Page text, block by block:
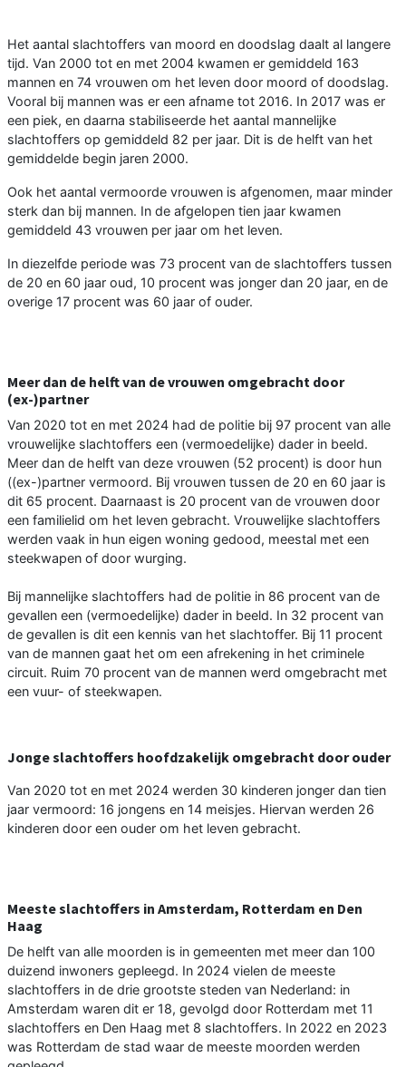
Het aantal slachtoffers van moord en doodslag daalt al langere
tijd. Van 2000 tot en met 2004 kwamen er gemiddeld 163
mannen en 74 vrouwen om het leven door moord of doodslag.
Vooral bij mannen was er een afname tot 2016. In 2017 was er
een piek, en daarna stabiliseerde het aantal mannelijke
slachtoffers op gemiddeld 82 per jaar. Dit is de helft van het
gemiddelde begin jaren 2000.
Ook het aantal vermoorde vrouwen is afgenomen, maar minder
sterk dan bij mannen. In de afgelopen tien jaar kwamen
gemiddeld 43 vrouwen per jaar om het leven.
In diezelfde periode was 73 procent van de slachtoffers tussen
de 20 en 60 jaar oud, 10 procent was jonger dan 20 jaar, en de
overige 17 procent was 60 jaar of ouder.
Meer dan de helft van de vrouwen omgebracht door
(ex-)partner
Van 2020 tot en met 2024 had de politie bij 97 procent van alle
vrouwelijke slachtoffers een (vermoedelijke) dader in beeld.
Meer dan de helft van deze vrouwen (52 procent) is door hun
((ex-)partner vermoord. Bij vrouwen tussen de 20 en 60 jaar is
dit 65 procent. Daarnaast is 20 procent van de vrouwen door
een familielid om het leven gebracht. Vrouwelijke slachtoffers
werden vaak in hun eigen woning gedood, meestal met een
steekwapen of door wurging.
Bij mannelijke slachtoffers had de politie in 86 procent van de
gevallen een (vermoedelijke) dader in beeld. In 32 procent van
de gevallen is dit een kennis van het slachtoffer. Bij 11 procent
van de mannen gaat het om een afrekening in het criminele
circuit. Ruim 70 procent van de mannen werd omgebracht met
een vuur- of steekwapen.
Jonge slachtoffers hoofdzakelijk omgebracht door ouder
Van 2020 tot en met 2024 werden 30 kinderen jonger dan tien
jaar vermoord: 16 jongens en 14 meisjes. Hiervan werden 26
kinderen door een ouder om het leven gebracht.
Meeste slachtoffers in Amsterdam, Rotterdam en Den
Haag
De helft van alle moorden is in gemeenten met meer dan 100
duizend inwoners gepleegd. In 2024 vielen de meeste
slachtoffers in de drie grootste steden van Nederland: in
Amsterdam waren dit er 18, gevolgd door Rotterdam met 11
slachtoffers en Den Haag met 8 slachtoffers. In 2022 en 2023
was Rotterdam de stad waar de meeste moorden werden